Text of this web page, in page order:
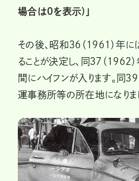
場合は0を表示)」
その後、昭和36（1961）年
ることが決定し、同37（
間にハイフンが入ります。同
運事務所等の所在地になりま